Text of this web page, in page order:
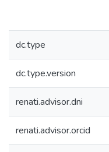
dc.type
dc.type.version
renati.advisor.dni
renati.advisor.orcid